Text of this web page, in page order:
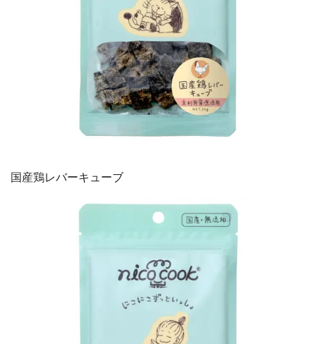
国産鶏レバーキューブ